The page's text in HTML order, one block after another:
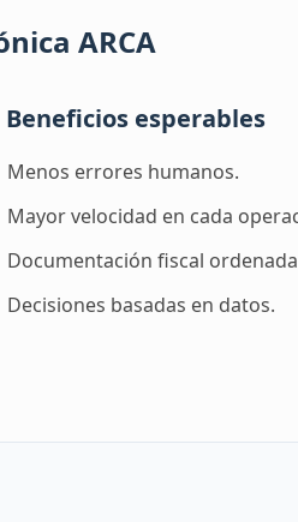
ARCA
Beneficios esperables
Menos errores humanos.
Mayor velocidad en cada
Documentación fiscal
Decisiones basadas en datos.